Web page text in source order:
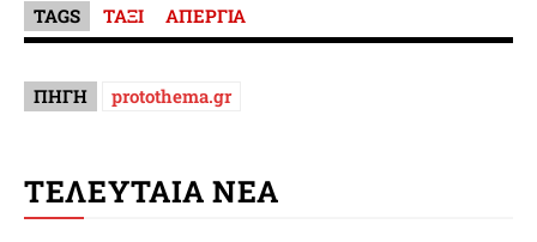
TAGS ΤΑΞΙ ΑΠΕΡΓΙΑ
ΠΗΓΗ protothema.gr
ΤΕΛΕΥΤΑΙΑ ΝΕΑ